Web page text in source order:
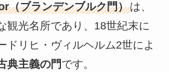
（ブランデンブルク門）は、
観光名所であり、18世紀末に
ドリヒ・ヴィルヘルム2世によ
典主義の門 です。